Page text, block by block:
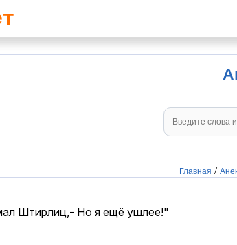
Главная /
Штирлиц,- Но я ещё ушлее!"